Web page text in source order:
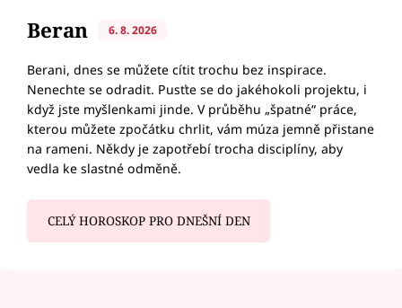
Beran 6. 8. 2026
Berani, dnes se můžete cítit trochu bez inspirace.
Nenechte se odradit. Pusťte se do jakéhokoli projektu, i
když jste myšlenkami jinde. V průběhu „špatné“ práce,
kterou můžete zpočátku chrlit, vám múza jemně přistane
na rameni. Někdy je zapotřebí trocha disciplíny, aby
vedla ke slastné odměně.
CELÝ HOROSKOP PRO DNEŠNÍ DEN